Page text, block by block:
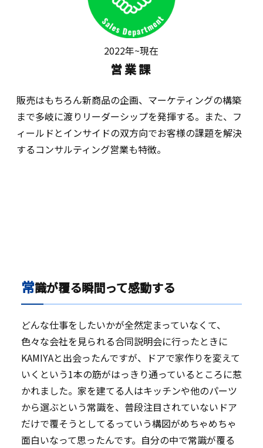
2022年~現在
営業課
販売はもちろん新商品の企画、マーケティングの構築
まで多岐に渡りリーダーシップを発揮する。また、フ
ィールドとインサイドの双方向でお客様の課題を解決
するコンサルティング営業も特徴。
常識が覆る瞬間って感動する
どんな仕事をしたいかが全然定まっていなくて、
色々な会社を見られる合同説明会に行ったときに
KAMIYAと出会ったんですが、ドアで家作りを変えて
いくという1本の筋がはっきり通っているところに惹
かれました。家を建てる人はキッチンや他のパーツ
から選ぶという常識を、普段注目されていないドア
だけで覆そうとしてるっていう構図がめちゃめちゃ
面白いなって思ったんです。自分の中で常識が覆る